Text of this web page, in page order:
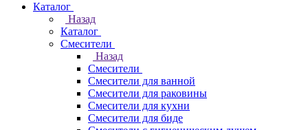
Каталог
Назад
Каталог
Смесители
Назад
Смесители
Смесители для ванной
Смесители для раковины
Смесители для кухни
Смесители для биде